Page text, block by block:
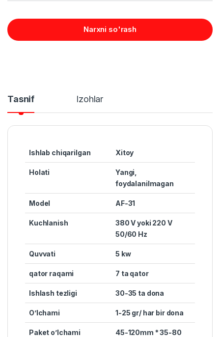
Narxni so'rash
Tasnif Izohlar
Ishlab chiqarilgan Xitoy
Holati
Yangi,
foydalanilmagan
Model AF-31
Kuchlanish
380 V yoki 220 V
50/60 Hz
Quvvati 5 kw
qator raqami 7 ta qator
Ishlash tezligi 30-35 ta dona
O’lchami 1-25 gr/ har bir dona
Paket o’lchami
45-120mm * 35-80